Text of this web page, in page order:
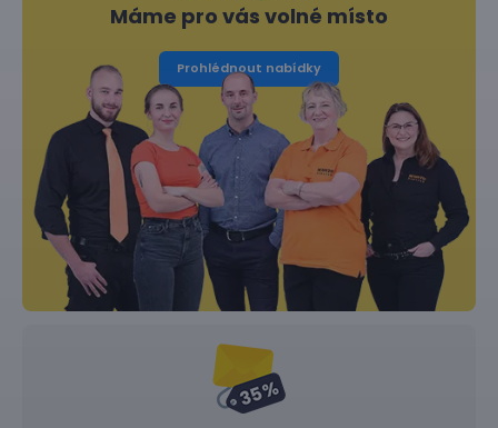
Máme pro vás volné místo
Prohlédnout nabídky